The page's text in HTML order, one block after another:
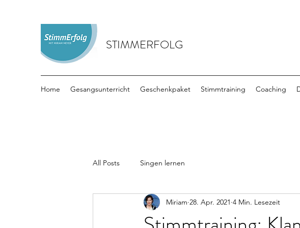
STIMMERFOLG
Home Gesangsunterricht Geschenkpaket Stimmtraining Coaching
All Posts Singen lernen
Miriam 28. Apr. 2021 4 Min. Lesezeit